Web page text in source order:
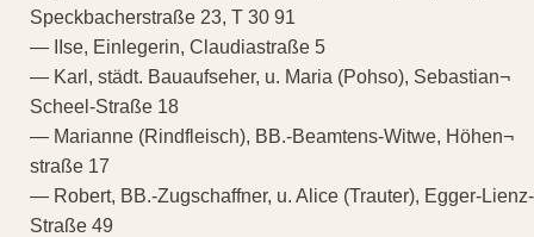
Speckbacherstraße 23, T 30 91
— IIse, Einlegerin, Claudiastraße 5
— Karl, städt. Bauaufseher, u. Maria (Pohso), Sebastian¬
Scheel-Straße 18
— Marianne (Rindfleisch), BB.-Beamtens-Witwe, Höhen¬
straße 17
— Robert, BB.-Zugschaffner, u. Alice (Trauter), Egger-Lienz-
Straße 49